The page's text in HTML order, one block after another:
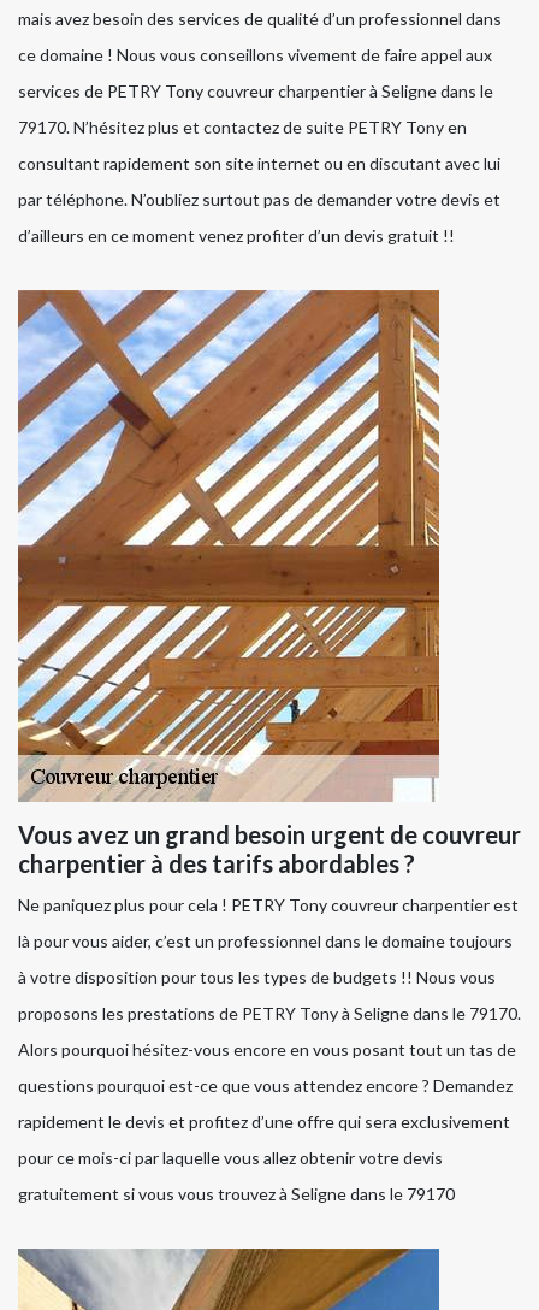
mais avez besoin des services de qualité d’un professionnel dans
ce domaine ! Nous vous conseillons vivement de faire appel aux
services de PETRY Tony couvreur charpentier à Seligne dans le
79170. N’hésitez plus et contactez de suite PETRY Tony en
consultant rapidement son site internet ou en discutant avec lui
par téléphone. N’oubliez surtout pas de demander votre devis et
d’ailleurs en ce moment venez profiter d’un devis gratuit !!
Vous avez un grand besoin urgent de couvreur
charpentier à des tarifs abordables ?
Ne paniquez plus pour cela ! PETRY Tony couvreur charpentier est
là pour vous aider, c’est un professionnel dans le domaine toujours
à votre disposition pour tous les types de budgets !! Nous vous
proposons les prestations de PETRY Tony à Seligne dans le 79170.
Alors pourquoi hésitez-vous encore en vous posant tout un tas de
questions pourquoi est-ce que vous attendez encore ? Demandez
rapidement le devis et profitez d’une offre qui sera exclusivement
pour ce mois-ci par laquelle vous allez obtenir votre devis
gratuitement si vous vous trouvez à Seligne dans le 79170